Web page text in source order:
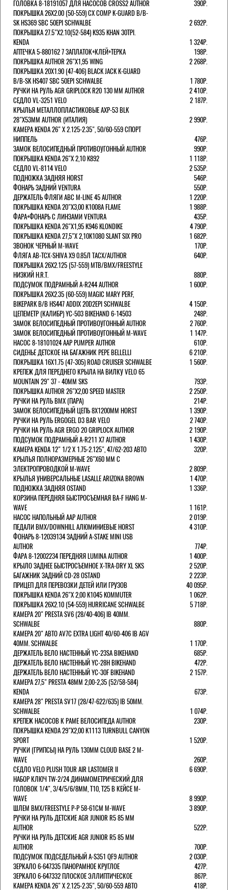
ГОЛОВКА 8-18191057 ДЛЯ НАСОСОВ CROSS2 AUTHOR
390Р.
ПОКРЫШКА 26X2.00 (50-559) CX COMP K-GUARD B/B-
SK HS369 SBC 50EPI SCHWALBE
2 692Р.
ПОКРЫШКА 27.5"Х2.10(52-584) K935 KHAN 30TPI.
KENDA
1 324Р.
АПТЕЧКА 5-880162 7 ЗАПЛАТОК+КЛЕЙ+ТЕРКА
198Р.
ПОКРЫШКА AUTHOR 26"Х1,95 WING
2 268Р.
ПОКРЫШКА 20X1.90 (47-406) BLACK JACK K-GUARD
B/B-SK HS407 SBC 50EPI SCHWALBE
1 780Р.
РУЧКИ НА РУЛЬ AGR GRIPLOCK R20 130 ММ AUTHOR
2 410Р.
СЕДЛО VL-3251 VELO
2 187Р.
КРЫЛЬЯ МЕТАЛЛОПЛАСТИКОВЫЕ AXP-53 BLK
28"Х53ММ AUTHOR (ИТАЛИЯ)
2 990Р.
КАМЕРА KENDA 26" Х 2.125-2.35", 50/60-559 СПОРТ
НИППЕЛЬ
476Р.
ЗАМОК ВЕЛОСИПЕДНЫЙ ПРОТИВОУГОННЫЙ AUTHOR
990Р.
ПОКРЫШКА KENDA 26"Х 2,10 K892
1 118Р.
СЕДЛО VL-8114 VELO
2 535Р.
ПОДНОЖКА ЗАДНЯЯ HORST
546Р.
ФОНАРЬ ЗАДНИЙ VENTURA
550Р.
ДЕРЖАТЕЛЬ ФЛЯГИ АВС M-LINE 45 AUTHOR
1 220Р.
ПОКРЫШКА KENDA 20"Х3,00 K1008A FLAME
1 988Р.
ФАРА+ФОНАРЬ С ЛИНЗАМИ VENTURA
435Р.
ПОКРЫШКА KENDA 26"Х1,95 K946 KLONDIKE
4 790Р.
ПОКРЫШКА KENDA 27,5"Х 2,10K1080 SLANT SIX PRO
1 682Р.
ЗВОНОК ЧЕРНЫЙ M-WAVE
170Р.
ФЛЯГА AB-TCX-SHIVA X9 0.85Л TACX/AUTHOR
640Р.
ПОКРЫШКА 26X2.125 (57-559) MTB/BMX/FREESTYLE
НИЗКИЙ H.R.T.
880Р.
ПОДСУМОК ПОДРАМНЫЙ A-R244 AUTHOR
1 600Р.
ПОКРЫШКА 26X2.35 (60-559) MAGIC MARY PERF,
BIKEPARK B/B HS447 ADDIX 20D2EPI SCHWALBE
4 150Р.
ЦЕПЕМЕТР (КАЛИБР) YC-503 BIKEHAND 6-14503
248Р.
ЗАМОК ВЕЛОСИПЕДНЫЙ ПРОТИВОУГОННЫЙ AUTHOR
2 760Р.
ЗАМОК ВЕЛОСИПЕДНЫЙ ПРОТИВОУГОННЫЙ M-WAVE
1 147Р.
НАСОС 8-18101024 AAP PUMPER AUTHOR
610Р.
СИДЕНЬЕ ДЕТСКОЕ НА БАГАЖНИК PEPE BELLELLI
6 210Р.
ПОКРЫШКА 16X1.75 (47-305) ROAD CRUISER SCHWALBE
1 560Р.
КРЕПЕЖ ДЛЯ ПЕРЕДНЕГО КРЫЛА НА ВИЛКУ VELO 65
MOUNTAIN 29" 37 - 40ММ SKS
793Р.
ПОКРЫШКА AUTHOR 26"Х2,00 SPEED MASTER
2 250Р.
РУЧКИ НА РУЛЬ BMX (ПАРА)
214Р.
ЗАМОК ВЕЛОCИПЕДНЫЙ ЦЕПЬ 8Х1200ММ HORST
1 390Р.
РУЧКИ НА РУЛЬ ERGOGEL D3 BAR VELO
2 740Р.
РУЧКИ НА РУЛЬ AGR ERGO 20 GRIPLOCK AUTHOR
2 190Р.
ПОДСУМОК ПОДРАМНЫЙ A-R211 X7 AUTHOR
1 430Р.
КАМЕРА KENDA 12" 1/2 Х 1.75-2.125", 47/62-203 АВТО
320Р.
КРЫЛЬЯ ПОЛНОРАЗМЕРНЫЕ 26"Х60 ММ С
ЭЛЕКТРОПРОВОДКОЙ M-WAVE
2 809Р.
КРЫЛЬЯ УНИВЕРСАЛЬНЫЕ LASALLE ARIZONA BROWN
1 470Р.
ПОДНОЖКА ЗАДНЯЯ OSTAND
1 336Р.
КОРЗИНА ПЕРЕДНЯЯ БЫСТРОСЪЕМНАЯ BA-F HANG M-
WAVE
1 161Р.
НАСОС НАПОЛЬНЫЙ AAP AUTHOR
2 019Р.
ПЕДАЛИ BMX/DOWNHILL АЛЮМИНИЕВЫЕ HORST
4 310Р.
ФОНАРЬ 8-12039134 ЗАДНИЙ A-STAKE MINI USB
AUTHOR
774Р.
ФАРА 8-12002234 ПЕРЕДНЯЯ LUMINA AUTHOR
1 400Р.
КРЫЛО ЗАДНЕЕ БЫСТРОСЪЕМНОЕ X-TRA-DRY XL SKS
2 520Р.
БАГАЖНИК ЗАДНИЙ CD-28 OSTAND
2 223Р.
ПРИЦЕП ДЛЯ ПЕРЕВОЗКИ ДЕТЕЙ ИЛИ ГРУЗОВ
40 095Р.
ПОКРЫШКА KENDA 26"Х 2,00 K1045 KOMMUTER
1 062Р.
ПОКРЫШКА 26X2.10 (54-559) HURRICANE SCHWALBE
5 718Р.
КАМЕРА 20" PRESTA SV6 (28/40-406) IB 40MM.
SCHWALBE
880Р.
КАМЕРА 20" АВТО AV7C EXTRA LIGHT 40/60-406 IB AGV
40MM. SCHWALBE
1 170Р.
ДЕРЖАТЕЛЬ ВЕЛО НАСТЕННЫЙ YC-23SA BIKEHAND
685Р.
ДЕРЖАТЕЛЬ ВЕЛО НАСТЕННЫЙ YC-28H BIKEHAND
472Р.
ДЕРЖАТЕЛЬ ВЕЛО НАСТЕННЫЙ YC-30F BIKEHAND
2 157Р.
КАМЕРА 27,5" PRESTA 48ММ 2,00-2,35 (52/58-584)
KENDA
673Р.
КАМЕРА 28" PRESTA SV17 (28/47-622/635) IB 50MM.
SCHWALBE
1 074Р.
КРЕПЕЖ НАСОСОВ К РАМЕ ВЕЛОСИПЕДА AUTHOR
230Р.
ПОКРЫШКА KENDA 29"Х2,00 K1113 TURNBULL CANYON
SPORT
1 520Р.
РУЧКИ (ГРИПСЫ) НА РУЛЬ 130ММ CLOUD BASE 2 M-
WAVE
260Р.
СЕДЛО VELO PLUSH TOUR AIR LASTOMER II
6 690Р.
НАБОР КЛЮЧ TW-2/24 ДИНАМОМЕТРИЧЕСКИЙ ДЛЯ
ГОЛОВОК 1/4", 3/4/5/6/8ММ, T10, T25 В КЕЙСЕ M-
WAVE
8 990Р.
ШЛЕМ ВМХ/FREESTYLE Р-Р 58-61СМ M-WAVE
3 890Р.
РУЧКИ НА РУЛЬ ДЕТСКИЕ AGR JUNIOR R5 85 ММ
AUTHOR
522Р.
РУЧКИ НА РУЛЬ ДЕТСКИЕ AGR JUNIOR R5 85 ММ
AUTHOR
700Р.
ПОДСУМОК ПОДСЕДЕЛЬНЫЙ A-S351 QF9 AUTHOR
2 030Р.
ЗЕРКАЛО 6-647335 ПАНОРАМНОЕ КРУГЛОЕ
427Р.
ЗЕРКАЛО 6-647332 ПЛОСКОЕ ЭЛЛИПТИЧЕСКОЕ
867Р.
КАМЕРА KENDA 26" Х 2.125-2.35", 50/60-559 АВТО
418Р.